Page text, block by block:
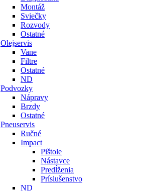
Montáž
Sviečky
Rozvody
Ostatné
Olejservis
Vane
Filtre
Ostatné
ND
Podvozky
Nápravy
Brzdy
Ostatné
Pneuservis
Ručné
Impact
Pištole
Nástavce
Predĺženia
Príslušenstvo
ND